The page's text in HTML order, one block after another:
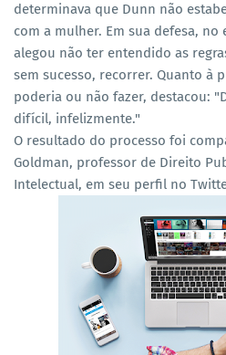
determinava que Dunn não
com a mulher. Em sua defesa, no
alegou não ter entendido as
sem sucesso, recorrer. Quanto à
poderia ou não fazer, destacou:
difícil, infelizmente."
O resultado do processo foi
Goldman, professor de Direito
Intelectual, em seu perfil no